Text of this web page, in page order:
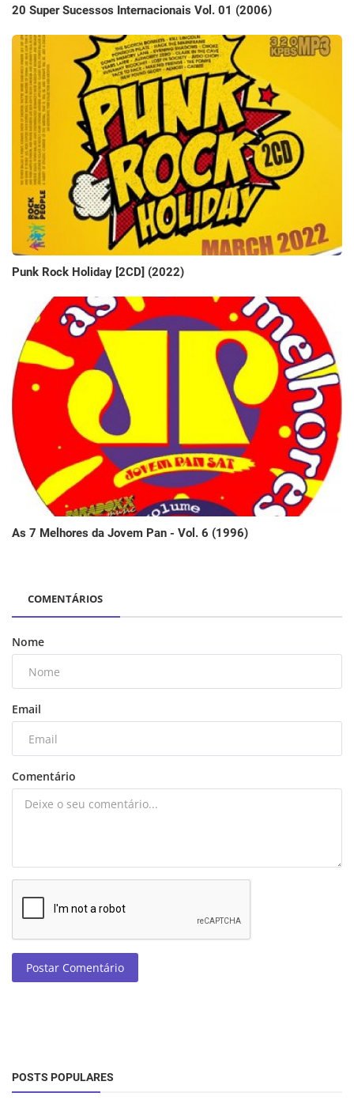
20 Super Sucessos Internacionais Vol. 01 (2006)
Punk Rock Holiday [2CD] (2022)
As 7 Melhores da Jovem Pan - Vol. 6 (1996)
COMENTÁRIOS
Nome
Email
Comentário
Postar Comentário
POSTS POPULARES